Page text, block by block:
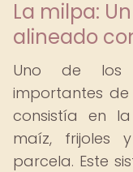
La milpa:
alineado
Uno de los
importantes
consistía en
maíz, frijoles
parcela. Este